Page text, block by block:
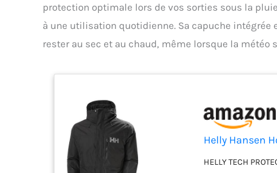
protection optimale lors de vos sorties sous la
à une utilisation quotidienne. Sa capuche
rester au sec et au chaud, même lorsque la météo
Helly Hansen
HELLY TECH